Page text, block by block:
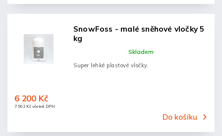
SnowFoss - malé sněhové vločky 5
kg
Skladem
7 502 Kč včetně DPH
6 200 Kč
Do košíku
Super lehké plastové vločky.